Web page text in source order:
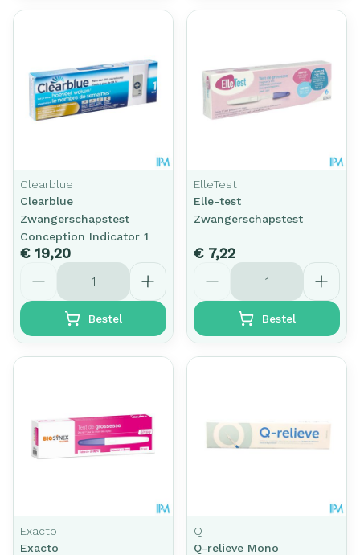
Clearblue
Clearblue
Zwangerschapstest
Conception Indicator 1
€ 19,20
Aantal
Bestel
ElleTest
Elle-test
Zwangerschapstest
€ 7,22
Aantal
Bestel
Exacto
Exacto
Q
Q-relieve Mono